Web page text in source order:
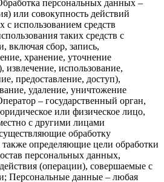
персональных данных –
или совокупность действий
использованием средств
таких средств с
включая сбор, запись,
хранение, уточнение
извлечение, использование,
предоставление, доступ),
удаление, уничтожение
– государственный орган,
или физическое лицо,
с другими лицами
обработку
определяющие цели обработки
персональных данных,
(операции), совершаемые с
Персональные данные – любая